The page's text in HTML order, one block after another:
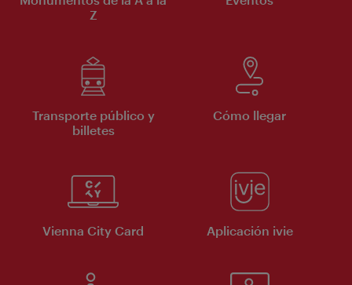
Z
Transporte público y
billetes
Cómo llegar
Vienna City Card Aplicación ivie